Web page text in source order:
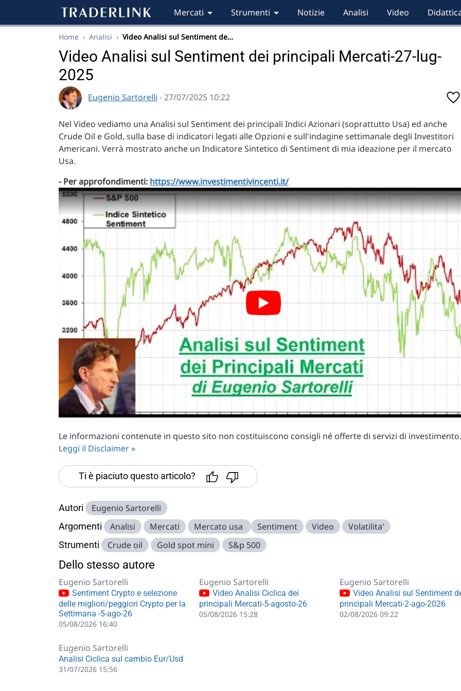
Mercati Strumenti Notizie Analisi Video
Home › Analisi › Video Analisi sul Sentiment de…
Video Analisi sul Sentiment dei principali Mercati-27-lug-
2025
Eugenio Sartorelli - 27/07/2025 10:22
Nel Video vediamo una Analisi sul Sentiment dei principali Indici Azionari (soprattutto Usa) ed anche
Crude Oil e Gold, sulla base di indicatori legati alle Opzioni e sull'indagine settimanale degli Investitori
Americani. Verrà mostrato anche un Indicatore Sintetico di Sentiment di mia ideazione per il mercato
Usa.
- Per approfondimenti: https://www.investimentivincenti.it/
Le informazioni contenute in questo sito non costituiscono consigli né offerte di servizi di investimento.
Leggi il Disclaimer »
Ti è piaciuto questo articolo?
Autori Eugenio Sartorelli
Argomenti Analisi Mercati Mercato usa Sentiment Video Volatilita'
Strumenti Crude oil Gold spot mini S&p 500
Dello stesso autore
Eugenio Sartorelli
Sentiment Crypto e selezione
delle migliori/peggiori Crypto per la
Settimana -5-ago-26
05/08/2026 16:40
Eugenio Sartorelli
Video Analisi Ciclica dei
principali Mercati-5-agosto-26
05/08/2026 15:28
Eugenio Sartorelli
Video Analisi sul Sentiment
principali Mercati-2-ago-2026
02/08/2026 09:22
Eugenio Sartorelli
Analisi Ciclica sul cambio Eur/Usd
31/07/2026 15:56